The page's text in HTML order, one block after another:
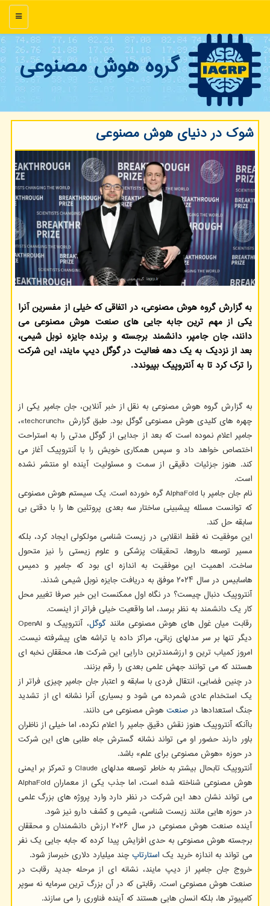
منو
گروه هوش مصنوعی
شوک در دنیای هوش مصنوعی
به گزارش گروه هوش مصنوعی، در اتفاقی که خیلی از مفسرین آنرا
یکی از مهم ترین جابه جایی های صنعت هوش مصنوعی می
دانند، جان جامپر، دانشمند برجسته و برنده جایزه نوبل شیمی،
بعد از نزدیک به یک دهه فعالیت در گوگل دیپ مایند، این شرکت
را ترک کرد تا به آنتروپیک بپیوندد.
به گزارش گروه هوش مصنوعی به نقل از خبر آنلاین، جان جامپر یکی از
چهره های کلیدی هوش مصنوعی گوگل بود. طبق گزارش «techcrunch»،
جامپر اعلام نموده است که بعد از جدایی از گوگل مدتی را به استراحت
اختصاص خواهد داد و سپس همکاری خویش را با آنتروپیک آغاز می
کند. هنوز جزئیات دقیقی از سمت و مسئولیت آینده او منتشر نشده
است.
نام جان جامپر با AlphaFold گره خورده است. یک سیستم هوش مصنوعی
که توانست مسئله پیشبینی ساختار سه بعدی پروتئین ها را با دقتی بی
سابقه حل کند.
این موفقیت نه فقط انقلابی در زیست شناسی مولکولی ایجاد کرد، بلکه
مسیر توسعه داروها، تحقیقات پزشکی و علوم زیستی را نیز متحول
ساخت. اهمیت این موفقیت به اندازه ای بود که جامپر و دمیس
هاسابیس در سال ۲۰۲۴ موفق به دریافت جایزه نوبل شیمی شدند.
آنتروپیک دنبال چیست؟ در نگاه اول ممکنست این خبر صرفا تغییر محل
کار یک دانشمند به نظر برسد، اما واقعیت خیلی فراتر از اینست.
رقابت میان غول های هوش مصنوعی مانندگوگل
، آنتروپیک و OpenAI
دیگر تنها بر سر مدلهای زبانی، مراکز داده یا تراشه های پیشرفته نیست.
امروز کمیاب ترین و ارزشمندترین دارایی این شرکت ها، محققان نخبه ای
هستند که می توانند جهش علمی بعدی را رقم بزنند.
در چنین فضایی، انتقال فردی با سابقه و اعتبار جان جامپر چیزی فراتر از
یک استخدام عادی شمرده می شود و بسیاری آنرا نشانه ای از تشدید
جنگ استعدادها در صنعت هوش مصنوعی می دانند.
باآنکه آنتروپیک هنوز نقش دقیق جامپر را اعلام نکرده، اما خیلی از ناظران
باور دارند حضور او می تواند نشانه گسترش جاه طلبی های این شرکت
در حوزه «هوش مصنوعی برای علم» باشد.
آنتروپیک تابحال بیشتر به خاطر توسعه مدلهای Claude و تمرکز بر ایمنی
هوش مصنوعی شناخته شده است، اما جذب یکی از معماران AlphaFold
می تواند نشان دهد این شرکت در نظر دارد وارد پروژه های بزرگ علمی
در حوزه هایی مانند زیست شناسی، شیمی و کشف دارو نیز شود.
آینده صنعت هوش مصنوعی در سال ۲۰۲۶ ارزش دانشمندان و محققان
برجسته هوش مصنوعی به حدی افزایش پیدا کرده که جابه جایی یک نفر
می تواند به اندازه خرید یک استارتاپ چند میلیارد دلاری خبرساز شود.
خروج جان جامپر از دیپ مایند، نشانه ای از مرحله جدید رقابت در
صنعت هوش مصنوعی است. رقابتی که در آن بزرگ ترین سرمایه نه سوپر
کامپیوتر ها، بلکه انسان هایی هستند که آینده فناوری را می سازند.